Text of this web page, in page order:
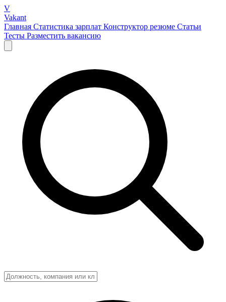
V
Vakant
Главная Статистика зарплат Конструктор резюме Статьи
Тесты Разместить вакансию